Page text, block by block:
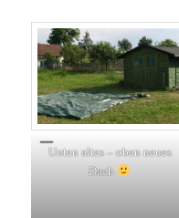
Unten altes – oben neues
Dach